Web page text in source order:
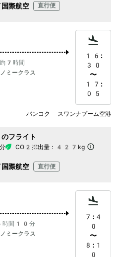
国際航空 直行便
約7時間
ミークラス
16:
30
〜
17:
05
バンコク スワンナプーム空港
のフライト
CO2排出量： 427kg
国際航空 直行便
時間10分
ミークラス
7:4
0
〜
8:1
0